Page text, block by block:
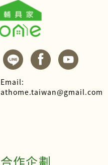
Email:
athome.taiwan@gmail.com
合作企劃